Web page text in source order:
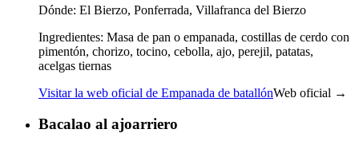
Dónde: El Bierzo, Ponferrada, Villafranca del Bierzo
Ingredientes: Masa de pan o empanada, costillas de cerdo con
pimentón, chorizo, tocino, cebolla, ajo, perejil, patatas,
acelgas tiernas
Visitar la web oficial de Empanada de batallónWeb oficial →
Bacalao al ajoarriero